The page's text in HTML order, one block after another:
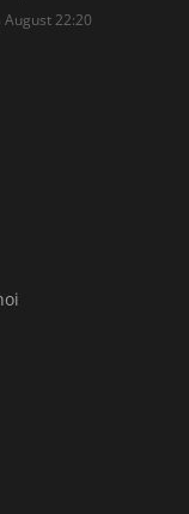
August 22:20